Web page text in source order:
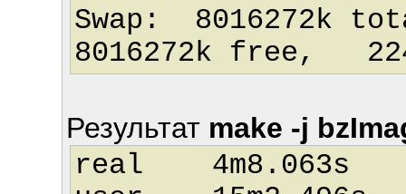
Swap:
8016272k free,
Результат make -j
real 4m8.063s